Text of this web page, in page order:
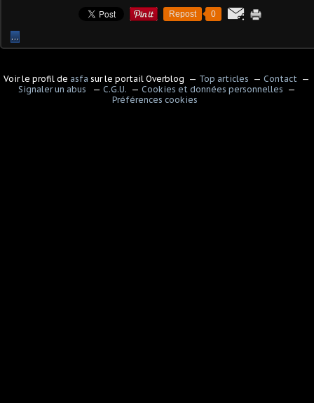
Repost 0
…
Voir le profil de asfa sur le portail Overblog Top articles
Contact
Signaler un abus
C.G.U.
Cookies et données personnelles
Préférences cookies